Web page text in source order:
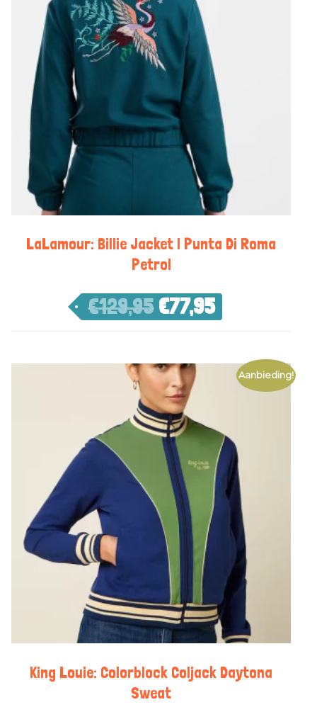
LaLamour: Billie Jacket | Punta Di Roma
Petrol
€129,95 €77,95
Aanbieding!
King Louie: Colorblock Coljack Daytona
Sweat